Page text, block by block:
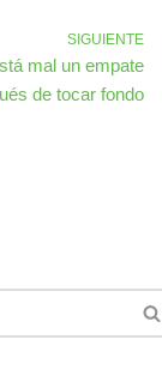
SIGUIENTE
mal un empate
de tocar fondo